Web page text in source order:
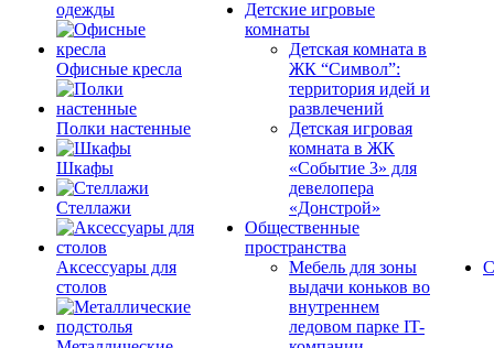
одежды
Офисные кресла
Полки настенные
Шкафы
Стеллажи
Аксессуары для
столов
Детские игровые
комнаты
Детская комната в
ЖК “Символ”:
территория идей и
развлечений
Детская игровая
комната в ЖК
«Событие 3» для
девелопера
«Донстрой»
Общественные
пространства
Мебель для зоны
выдачи коньков во
внутреннем
ледовом парке IT-